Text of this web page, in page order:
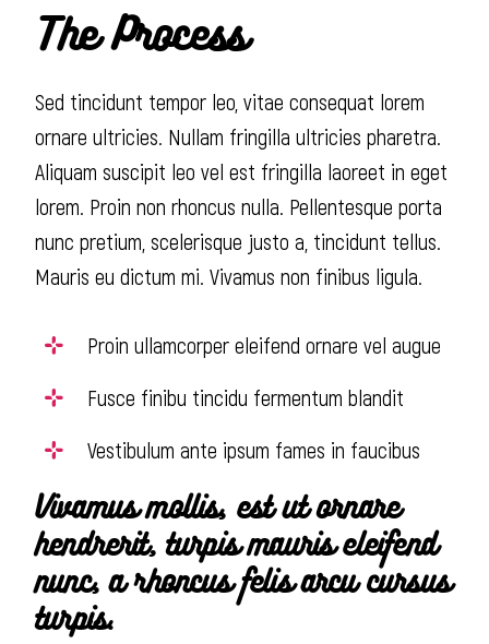
The Process
Sed tincidunt tempor leo, vitae consequat lorem
ornare ultricies. Nullam fringilla ultricies pharetra.
Aliquam suscipit leo vel est fringilla laoreet in eget
lorem. Proin non rhoncus nulla. Pellentesque porta
nunc pretium, scelerisque justo a, tincidunt tellus.
Mauris eu dictum mi. Vivamus non finibus ligula.
Proin ullamcorper eleifend ornare vel augue
Fusce finibu tincidu fermentum blandit
Vestibulum ante ipsum fames in faucibus
Vivamus mollis, est ut ornare
hendrerit, turpis mauris eleifend
nunc, a rhoncus felis arcu cursus
turpis.